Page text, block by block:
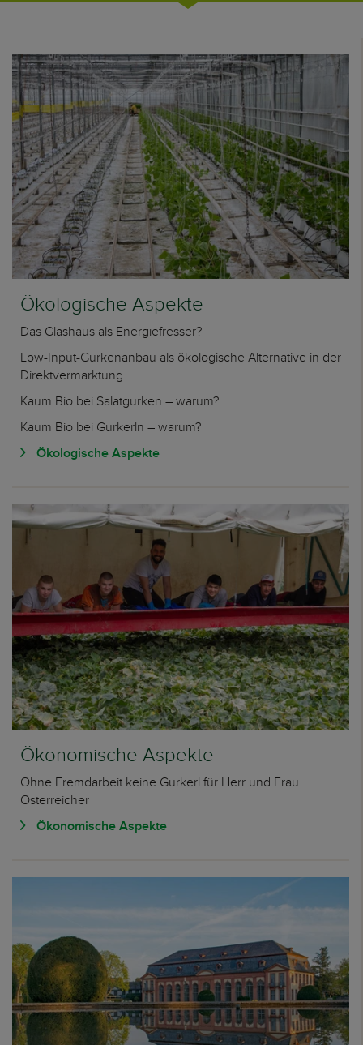
Ökologische Aspekte
Das Glashaus als Energiefresser?
Low-Input-Gurkenanbau als ökologische Alternative in der
Direktvermarktung
Kaum Bio bei Salatgurken – warum?
Kaum Bio bei Gurkerln – warum?
Ökologische Aspekte
Ökonomische Aspekte
Ohne Fremdarbeit keine Gurkerl für Herr und Frau
Österreicher
Ökonomische Aspekte